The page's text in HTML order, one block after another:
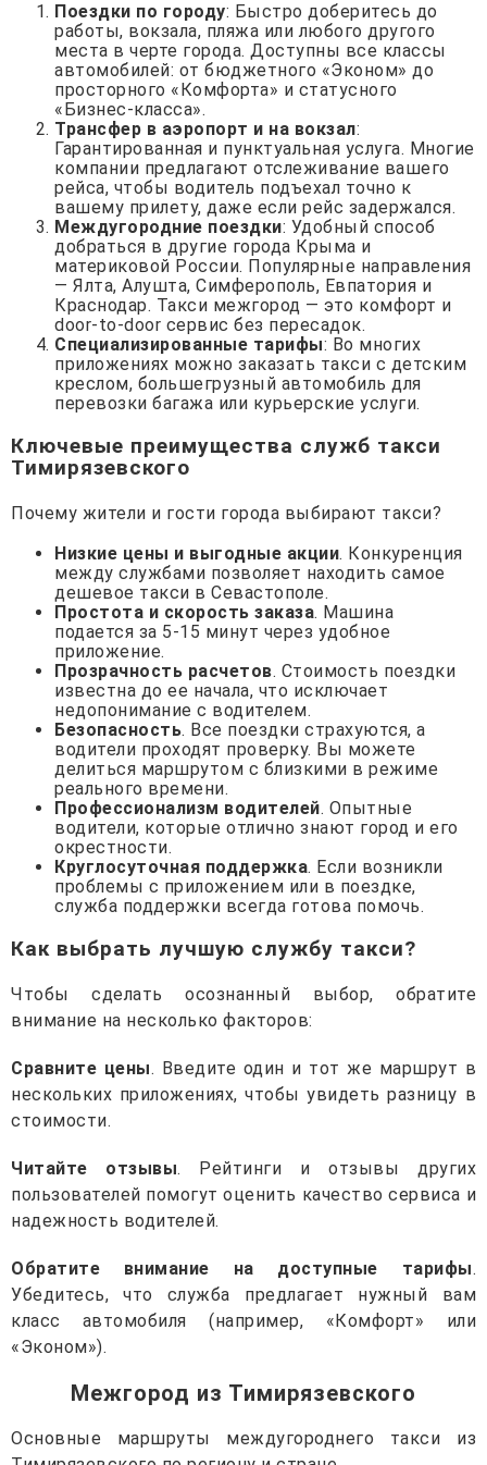
Поездки по городу: Быстро доберитесь до
работы, вокзала, пляжа или любого другого
места в черте города. Доступны все классы
автомобилей: от бюджетного «Эконом» до
просторного «Комфорта» и статусного
«Бизнес-класса».
Трансфер в аэропорт и на вокзал:
Гарантированная и пунктуальная услуга. Многие
компании предлагают отслеживание вашего
рейса, чтобы водитель подъехал точно к
вашему прилету, даже если рейс задержался.
Междугородние поездки: Удобный способ
добраться в другие города Крыма и
материковой России. Популярные направления
— Ялта, Алушта, Симферополь, Евпатория и
Краснодар. Такси межгород — это комфорт и
door-to-door сервис без пересадок.
Специализированные тарифы: Во многих
приложениях можно заказать такси с детским
креслом, большегрузный автомобиль для
перевозки багажа или курьерские услуги.
Ключевые преимущества служб такси
Тимирязевского
Почему жители и гости города выбирают такси?
Низкие цены и выгодные акции. Конкуренция
между службами позволяет находить самое
дешевое такси в Севастополе.
Простота и скорость заказа. Машина
подается за 5-15 минут через удобное
приложение.
Прозрачность расчетов. Стоимость поездки
известна до ее начала, что исключает
недопонимание с водителем.
Безопасность. Все поездки страхуются, а
водители проходят проверку. Вы можете
делиться маршрутом с близкими в режиме
реального времени.
Профессионализм водителей. Опытные
водители, которые отлично знают город и его
окрестности.
Круглосуточная поддержка. Если возникли
проблемы с приложением или в поездке,
служба поддержки всегда готова помочь.
Как выбрать лучшую службу такси?
Чтобы сделать осознанный выбор, обратите
внимание на несколько факторов:
Сравните цены. Введите один и тот же маршрут в
нескольких приложениях, чтобы увидеть разницу в
стоимости.
Читайте отзывы. Рейтинги и отзывы других
пользователей помогут оценить качество сервиса и
надежность водителей.
Обратите внимание на доступные тарифы.
Убедитесь, что служба предлагает нужный вам
класс автомобиля (например, «Комфорт» или
«Эконом»).
Межгород из Тимирязевского
Основные маршруты междугороднего такси из